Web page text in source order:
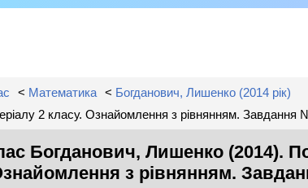
< Математика < Богданович, Лишенко (2014 рік)
2 класу. Ознайомлення з рівнянням. Завдання
Богданович, Лишенко (2014).
з рівнянням.